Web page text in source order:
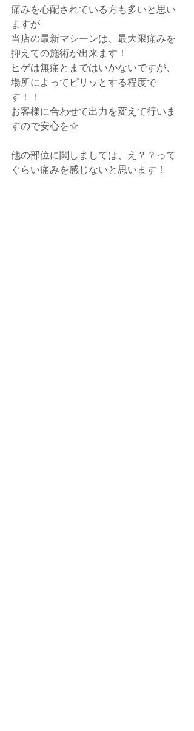
痛みを心配されている方も多いと思い
ますが
当店の最新マシーンは、最大限痛みを
抑えての施術が出来ます！
ヒゲは無痛とまではいかないですが、
場所によってピリッとする程度で
す！！
お客様に合わせて出力を変えて行いま
すので安心を☆
他の部位に関しましては、え？？って
ぐらい痛みを感じないと思います！